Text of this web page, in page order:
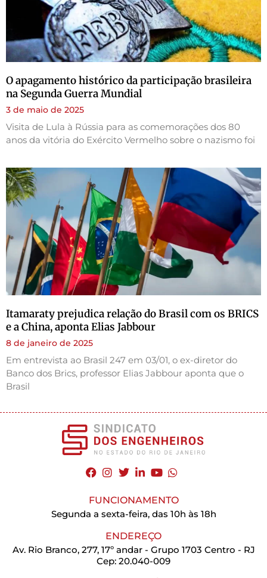
O apagamento histórico da participação brasileira
na Segunda Guerra Mundial
3 de maio de 2025
Visita de Lula à Rússia para as comemorações dos 80
anos da vitória do Exército Vermelho sobre o nazismo foi
Itamaraty prejudica relação do Brasil com os BRICS
e a China, aponta Elias Jabbour
8 de janeiro de 2025
Em entrevista ao Brasil 247 em 03/01, o ex-diretor do
Banco dos Brics, professor Elias Jabbour aponta que o
Brasil
FUNCIONAMENTO
Segunda a sexta-feira, das 10h às 18h
ENDEREÇO
Av. Rio Branco, 277, 17º andar - Grupo 1703 Centro - RJ
Cep: 20.040-009